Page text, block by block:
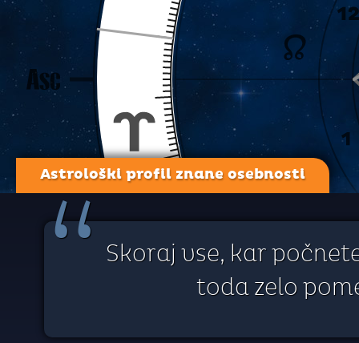
Astrološki profil znane osebnosti
“ Skoraj vse, kar
toda zelo